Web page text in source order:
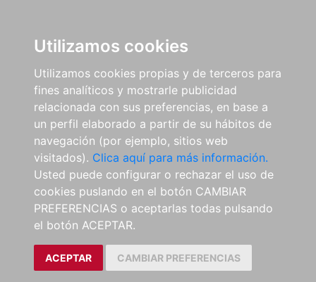
Utilizamos cookies
Utilizamos cookies propias y de terceros para
fines analíticos y mostrarle publicidad
relacionada con sus preferencias, en base a
un perfil elaborado a partir de su hábitos de
navegación (por ejemplo, sitios web
visitados). Clica aquí para más información.
Usted puede configurar o rechazar el uso de
cookies puslando en el botón CAMBIAR
PREFERENCIAS o aceptarlas todas pulsando
el botón ACEPTAR.
ACEPTAR CAMBIAR PREFERENCIAS